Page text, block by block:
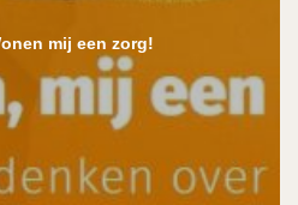
mij een zorg!